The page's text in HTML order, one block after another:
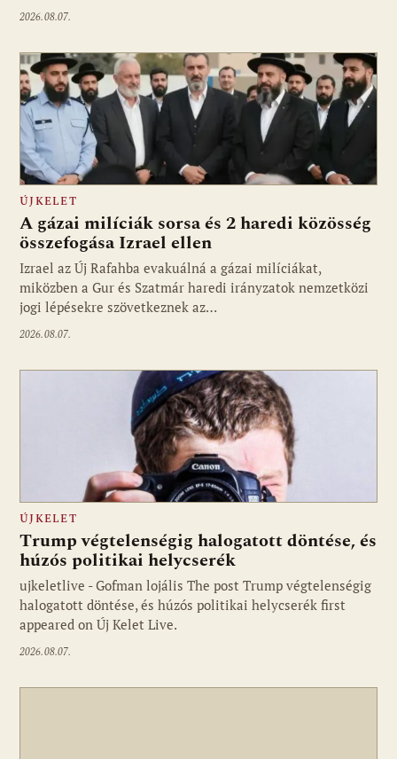
2026.08.07.
ÚJKELET
A gázai milíciák sorsa és 2 haredi közösség
összefogása Izrael ellen
Izrael az Új Rafahba evakuálná a gázai milíciákat,
miközben a Gur és Szatmár haredi irányzatok nemzetközi
jogi lépésekre szövetkeznek az…
2026.08.07.
Fotó: ujkelet.live
ÚJKELET
Trump végtelenségig halogatott döntése, és
húzós politikai helycserék
ujkeletlive - Gofman lojális The post Trump végtelenségig
halogatott döntése, és húzós politikai helycserék first
appeared on Új Kelet Live.
2026.08.07.